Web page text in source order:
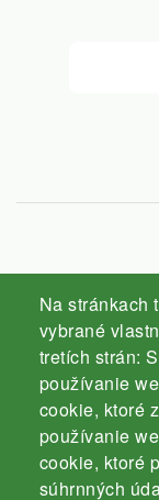
Na stránkach
vybrané
tretích strán:
používanie
cookie, ktoré
používanie
cookie, ktoré
súhrnných